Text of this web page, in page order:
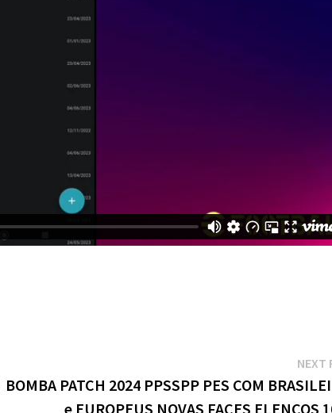
NEXT
BOMBA PATCH 2024 PPSSPP PES COM
e EUROPEUS NOVAS FACES ELENCOS